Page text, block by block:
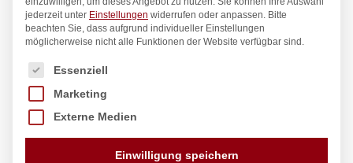
jederzeit unter Einstellungen widerrufen oder anpassen. Bitte
beachten Sie, dass aufgrund individueller Einstellungen
möglicherweise nicht alle Funktionen der Website verfügbar sind.
Es folgt eine Liste der Service-Gruppen, für die eine
Essenziell
Marketing
Externe Medien
Einwilligung speichern